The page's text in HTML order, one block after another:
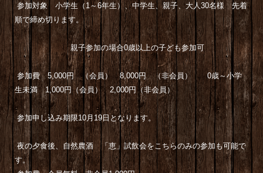
参加対象 小学生（1～6年生）、中学生、親子、大人30名様 先着
順で締め切ります。
親子参加の場合0歳以上の子ども参加可
参加費 5,000円 （会員） 8,000円 （非会員） 0歳～小学
生未満 1,000円（会員） 2,000円（非会員）
参加申し込み期限10月19日となります。
夜の夕食後、自然農酒 「恵」試飲会をこちらのみの参加も可能で
す。